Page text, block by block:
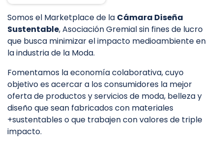
Somos el Marketplace de la Cámara Diseña
Sustentable, Asociación Gremial sin fines de lucro
que busca minimizar el impacto medioambiente en
la industria de la Moda.
Fomentamos la economía colaborativa, cuyo
objetivo es acercar a los consumidores la mejor
oferta de productos y servicios de moda, belleza y
diseño que sean fabricados con materiales
+sustentables o que trabajen con valores de triple
impacto.